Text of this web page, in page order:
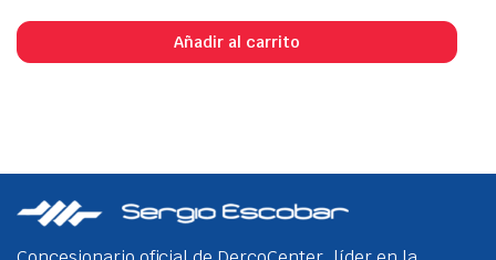
Añadir al carrito